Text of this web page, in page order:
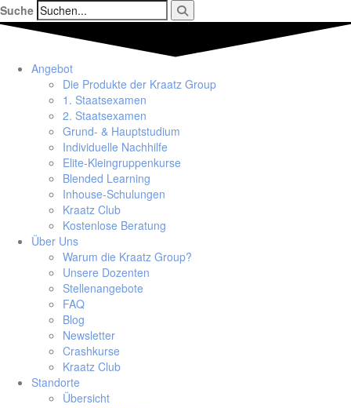
Suche
Angebot
Die Produkte der Kraatz Group
1. Staatsexamen
2. Staatsexamen
Grund- & Hauptstudium
Individuelle Nachhilfe
Elite-Kleingruppenkurse
Blended Learning
Inhouse-Schulungen
Kraatz Club
Kostenlose Beratung
Über Uns
Warum die Kraatz Group?
Unsere Dozenten
Stellenangebote
FAQ
Blog
Newsletter
Crashkurse
Kraatz Club
Standorte
Übersicht